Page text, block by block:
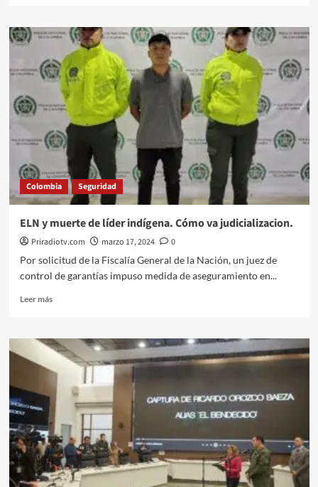
Policía
enjuiciado
apropiación
ilegal
de
viáticos
Presidencia
de
Colombia.
Colombia Seguridad
ELN y muerte de líder indígena. Cómo va judicializacion.
Priradiotv.com marzo 17, 2024
0
Por solicitud de la Fiscalía General de la Nación, un juez de
control de garantías impuso medida de aseguramiento en...
Leer másLeer
ELN
y
muerte
indígena.
va
judicializacion.